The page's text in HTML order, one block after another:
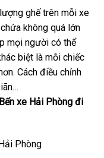
ghế trên mỗi xe
không quá lớn
mọi người có thể
biệt là mỗi chiếc
Cách điều chỉnh
Bến xe Hải Phòng đi
Phòng